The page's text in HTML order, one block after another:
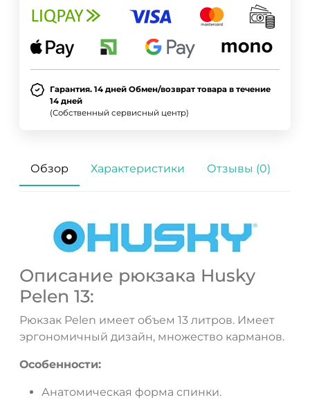
Гарантия. 14 дней Обмен/возврат товара в течение
14 дней
(Собственный сервисный центр)
Обзор Характеристики Отзывы (0)
Описание рюкзака Husky
Pelen 13:
Рюкзак Pelen имеет объем 13 литров. Имеет
эргономичный дизайн, множество карманов.
Особенности:
Анатомическая форма спинки.